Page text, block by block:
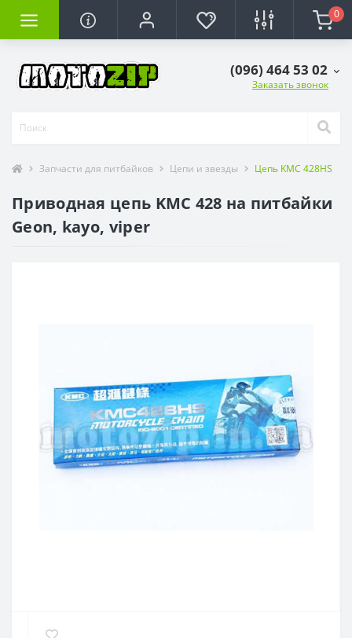
0
(096) 464 53 02
Заказать звонок
Запчасти для питбайков Цепи и звезды Цепь KMC 428HS
Приводная цепь KMC 428 на питбайки
Geon, kayo, viper